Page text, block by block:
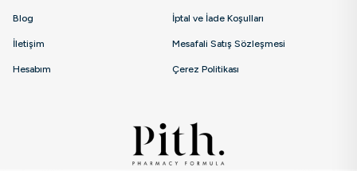
Blog
İletişim
Hesabım
İptal ve İade Koşulları
Mesafali Satış Sözleşmesi
Çerez Politikası